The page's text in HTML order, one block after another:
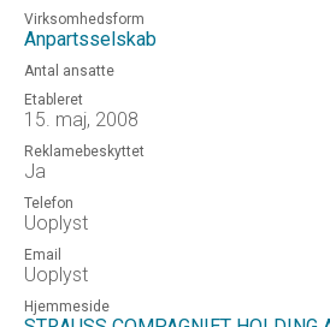
Virksomhedsform
Anpartsselskab
Antal ansatte
Etableret
15. maj, 2008
Reklamebeskyttet
Ja
Telefon
Uoplyst
Email
Uoplyst
Hjemmeside